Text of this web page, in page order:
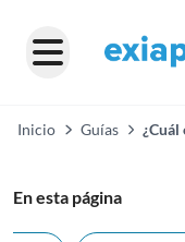
Inicio Guías
¿Cuál
En esta página